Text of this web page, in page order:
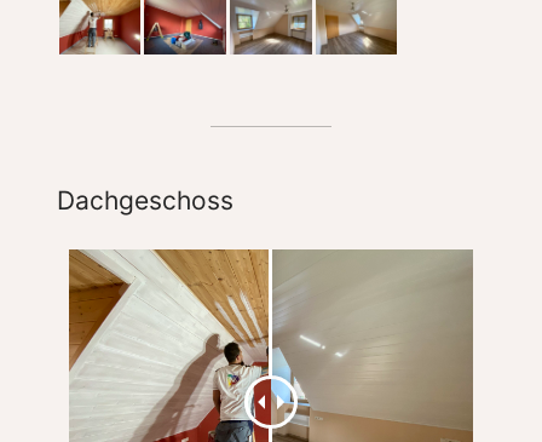
Dachgeschoss